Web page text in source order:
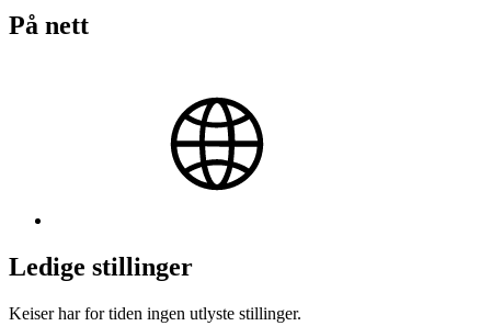
På nett
Ledige stillinger
Keiser har for tiden ingen utlyste stillinger.